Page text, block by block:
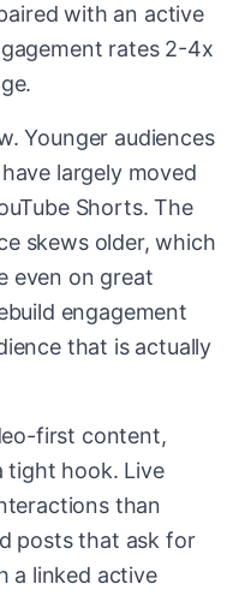
with an active
rates 2-4x
Younger audiences
largely moved
Shorts. The
skews older, which
even on great
engagement
that is actually
first content,
tight hook. Live
than
posts that ask for
a linked active